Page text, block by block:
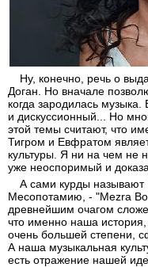
Ну, конечно, речь о
Доган. Но вначале
когда зародилась
и дискуссионный... Но
этой темы считают, что
Тигром и Евфратом
культуры. Я ни на чем не
уже неоспоримый и
А сами курды
Месопотамию, - "Mezra
древнейшим очагом
что именно наша
очень большей степени,
А наша музыкальная
есть отражение нашей